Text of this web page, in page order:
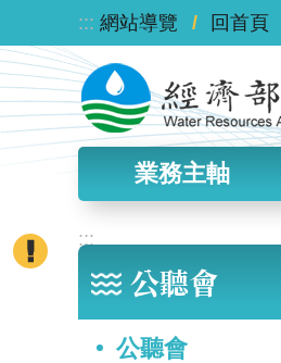
跳到主要內容區塊
::: 網站導覽 回首頁
業務主軸
:::
公聽會
公聽會